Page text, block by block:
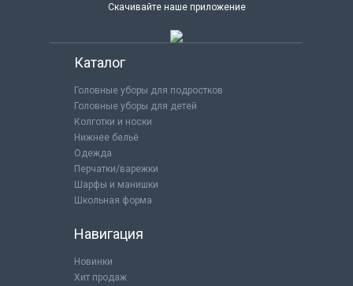
Скачивайте наше приложение
Каталог
Головные уборы для подростков
Головные уборы для детей
Колготки и носки
Нижнее бельё
Одежда
Перчатки/варежки
Шарфы и манишки
Школьная форма
Навигация
Новинки
Хит продаж